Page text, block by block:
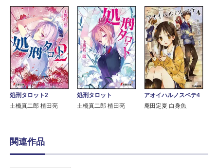
処刑タロット2
土橋真二郎 植田亮
処刑タロット
土橋真二郎 植田亮
アオイハルノスベテ4
庵田定夏 白身魚
関連作品